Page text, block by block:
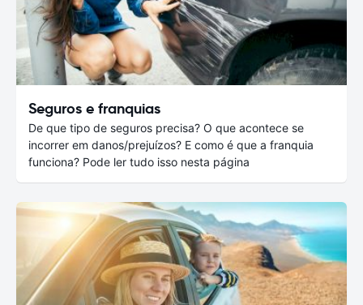
Seguros e franquias
De que tipo de seguros precisa? O que acontece se
incorrer em danos/prejuízos? E como é que a franquia
funciona? Pode ler tudo isso nesta página